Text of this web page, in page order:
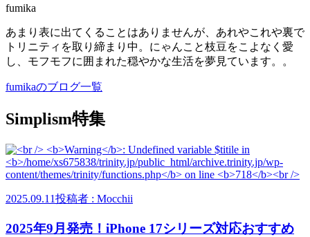
fumika
あまり表に出てくることはありませんが、あれやこれや裏で
トリニティを取り締まり中。にゃんこと枝豆をこよなく愛
し、モフモフに囲まれた穏やかな生活を夢見ています。。
fumikaのブログ一覧
Simplism特集
2025.09.11投稿者 : Mocchii
2025年9月発売！iPhone 17シリーズ対応おすすめ